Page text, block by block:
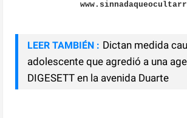
LEER TAMBIÉN : Dictan medida
adolescente que agredió a una
DIGESETT en la avenida Duarte